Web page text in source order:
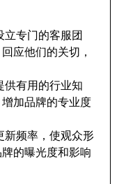
立专门的客服团
应他们的关切，
供有用的行业知
加品牌的专业度
新频率，使观众形
的曝光度和影响